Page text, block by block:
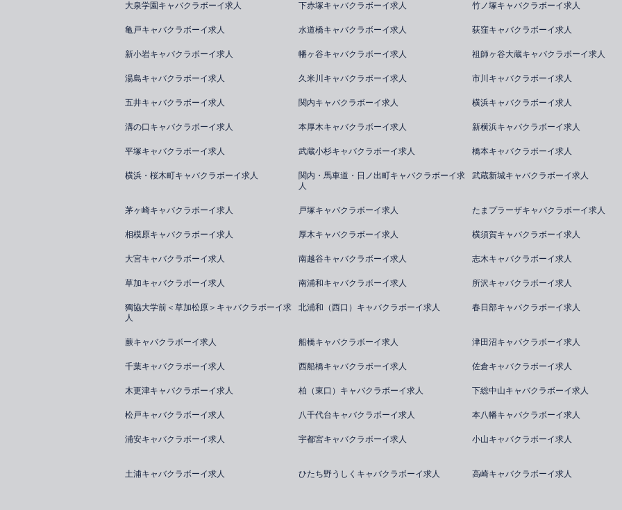
大泉学園キャバクラボーイ求人 下赤塚キャバクラボーイ求人 竹ノ塚キャバクラボーイ求人
亀戸キャバクラボーイ求人 水道橋キャバクラボーイ求人 荻窪キャバクラボーイ求人
新小岩キャバクラボーイ求人 幡ヶ谷キャバクラボーイ求人 祖師ヶ谷大蔵キャバクラボーイ求人
湯島キャバクラボーイ求人 久米川キャバクラボーイ求人 市川キャバクラボーイ求人
五井キャバクラボーイ求人 関内キャバクラボーイ求人 横浜キャバクラボーイ求人
溝の口キャバクラボーイ求人 本厚木キャバクラボーイ求人 新横浜キャバクラボーイ求人
平塚キャバクラボーイ求人 武蔵小杉キャバクラボーイ求人 橋本キャバクラボーイ求人
横浜・桜木町キャバクラボーイ求人
関内・馬車道・日ノ出町キャバクラボーイ求
人
武蔵新城キャバクラボーイ求人
茅ヶ崎キャバクラボーイ求人 戸塚キャバクラボーイ求人 たまプラーザキャバクラボーイ求人
相模原キャバクラボーイ求人 厚木キャバクラボーイ求人 横須賀キャバクラボーイ求人
大宮キャバクラボーイ求人 南越谷キャバクラボーイ求人 志木キャバクラボーイ求人
草加キャバクラボーイ求人 南浦和キャバクラボーイ求人 所沢キャバクラボーイ求人
獨協大学前＜草加松原＞キャバクラボーイ求
人
北浦和（西口）キャバクラボーイ求人 春日部キャバクラボーイ求人
蕨キャバクラボーイ求人 船橋キャバクラボーイ求人 津田沼キャバクラボーイ求人
千葉キャバクラボーイ求人 西船橋キャバクラボーイ求人 佐倉キャバクラボーイ求人
木更津キャバクラボーイ求人 柏（東口）キャバクラボーイ求人 下総中山キャバクラボーイ求人
松戸キャバクラボーイ求人 八千代台キャバクラボーイ求人 本八幡キャバクラボーイ求人
浦安キャバクラボーイ求人 宇都宮キャバクラボーイ求人 小山キャバクラボーイ求人
土浦キャバクラボーイ求人 ひたち野うしくキャバクラボーイ求人 高崎キャバクラボーイ求人